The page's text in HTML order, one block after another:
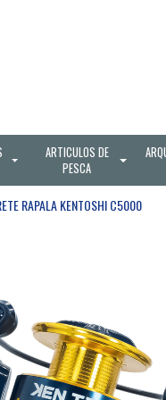
ARTICULOS DE
PESCA
RAPALA KENTOSHI C5000